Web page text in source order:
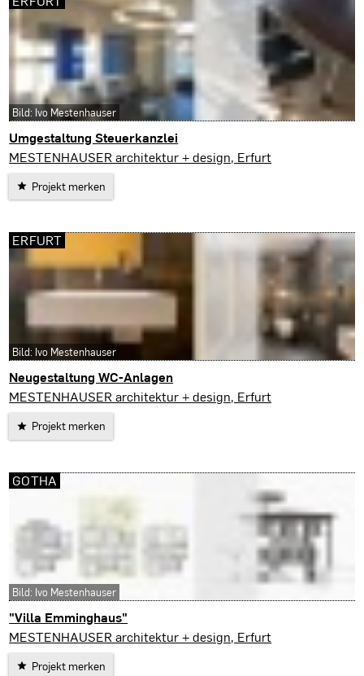
Umgestaltung Steuerkanzlei
Erfurt
MESTENHAUSER architektur + design, Erfurt
Projekt merken
Bild: Ivo Mestenhauser
Neugestaltung WC-Anlagen
Erfurt
MESTENHAUSER architektur + design, Erfurt
Projekt merken
ERFURT
Bild: Ivo Mestenhauser
"Villa Emminghaus"
Gotha
MESTENHAUSER architektur + design, Erfurt
Projekt merken
GOTHA
Bild: Ivo Mestenhauser